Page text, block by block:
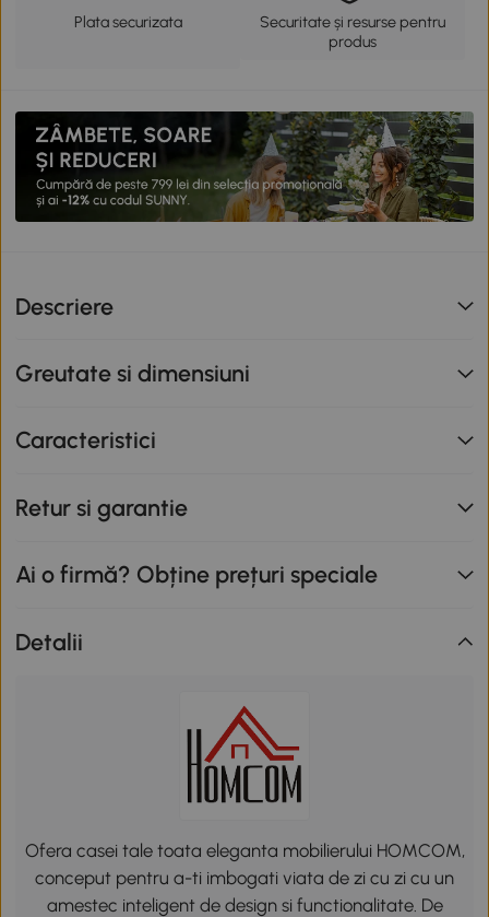
Plata securizata
Securitate și resurse pentru
produs
Descriere
Greutate si dimensiuni
Caracteristici
Retur si garantie
Ai o firmă? Obține prețuri speciale
Detalii
Ofera casei tale toata eleganta mobilierului HOMCOM,
conceput pentru a-ti imbogati viata de zi cu zi cu un
amestec inteligent de design si functionalitate. De